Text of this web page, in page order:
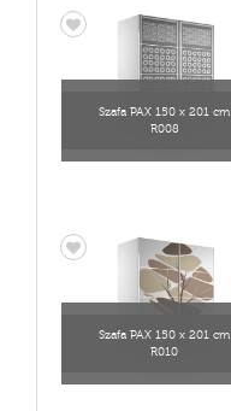
Szafa PAX 150 x 201 cm
R008
Szafa PAX 150 x 201 cm
R010